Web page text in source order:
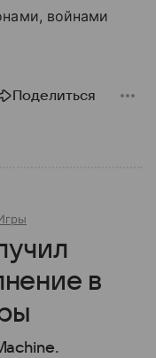
войнами
Поделиться
в